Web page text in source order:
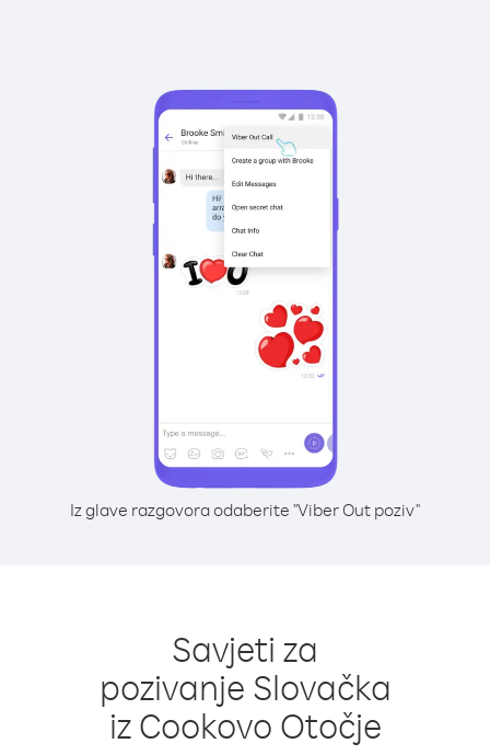
Iz glave razgovora odaberite "Viber Out poziv"
Savjeti za
pozivanje Slovačka
iz Cookovo Otočje